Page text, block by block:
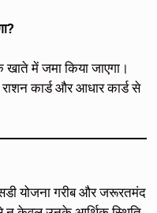
खाते में जमा किया जाएगा।
कार्ड और आधार कार्ड से
योजना गरीब और जरूरतमंद